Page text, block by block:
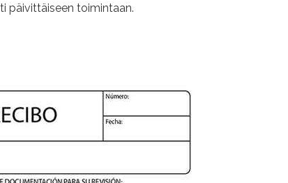
päivittäiseen toimintaan.